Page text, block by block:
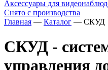
Аксессуары для
Снято с производства
Главная — Каталог — СКУД
СКУД -
управления